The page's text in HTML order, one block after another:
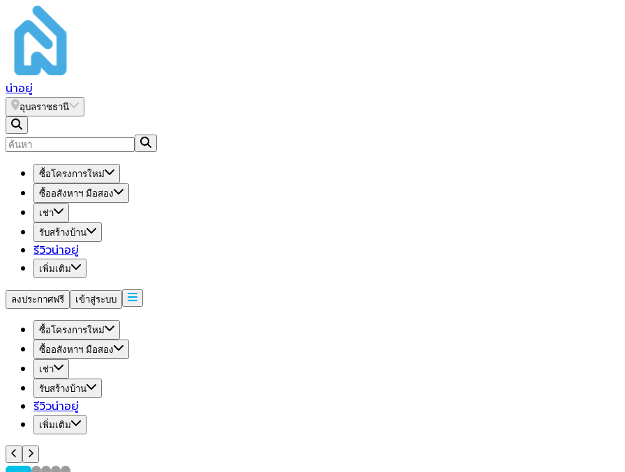
น่าอยู่
อุบลราชธานี
ซื้อโครงการใหม่
ซื้ออสังหาฯ มือสอง
เช่า
รับสร้างบ้าน
รีวิวน่าอยู่
เพิ่มเติม
ลงประกาศฟรี เข้าสู่ระบบ
ซื้อโครงการใหม่
ซื้ออสังหาฯ มือสอง
เช่า
รับสร้างบ้าน
รีวิวน่าอยู่
เพิ่มเติม